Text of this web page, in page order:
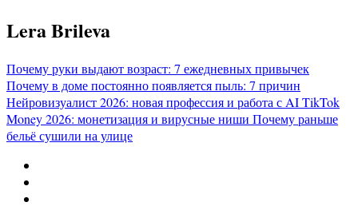
Перейти
к
Lera Brileva
Почему руки выдают возраст: 7 ежедневных привычек
Почему в доме постоянно появляется пыль: 7 причин
Нейровизуалист 2026: новая профессия и работа с AITikTok
Money 2026: монетизация и вирусные ниши Почему раньше
бельё сушили на улице